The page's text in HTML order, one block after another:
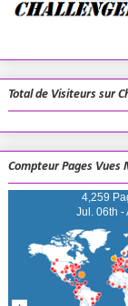
Total de Visiteurs sur
Compteur Pages Vues
4,259
Jul. 06th -